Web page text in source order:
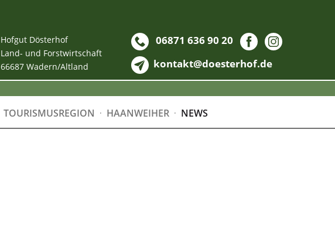
Hofgut Dösterhof
Land- und Forstwirtschaft
66687 Wadern/Altland
06871 636 90 20
kontakt@doesterhof.de
TOURISMUSREGION HAANWEIHER NEWS